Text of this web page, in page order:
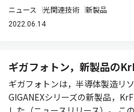
ニュース 光関連技術 新製品
2022.06.14
ギガフォトン，新製品の
ギガフォトンは，半導体製造リ
GIGANEXシリーズの新製品，